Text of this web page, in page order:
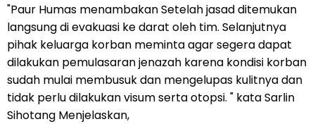
"Paur Humas menambakan Setelah jasad ditemukan
langsung di evakuasi ke darat oleh tim. Selanjutnya
pihak keluarga korban meminta agar segera dapat
dilakukan pemulasaran jenazah karena kondisi korban
sudah mulai membusuk dan mengelupas kulitnya dan
tidak perlu dilakukan visum serta otopsi. " kata Sarlin
Sihotang Menjelaskan,